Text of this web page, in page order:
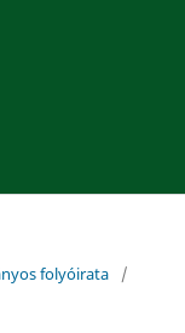
folyóirata
/